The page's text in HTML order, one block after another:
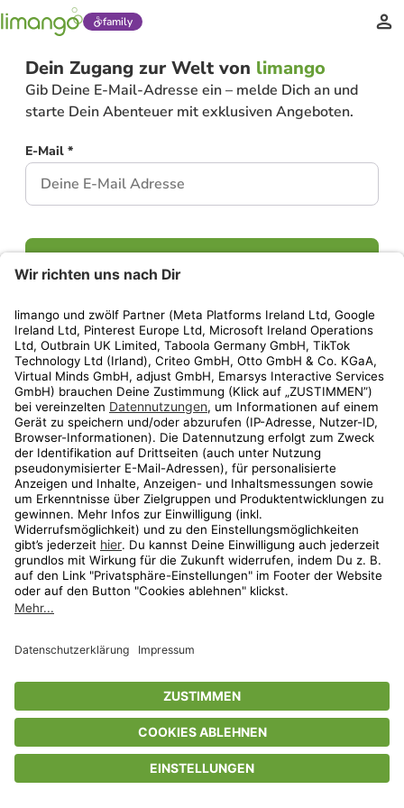
family
Dein Zugang zur Welt von limango
Gib Deine E-Mail-Adresse ein – melde Dich an und
starte Dein Abenteuer mit exklusiven Angeboten.
E-Mail *
Weiter
Privatsphäre-EinstellungenAGBDatenschutzCompliance
GeschenkgutscheinbedingungenImpressumHelp Center